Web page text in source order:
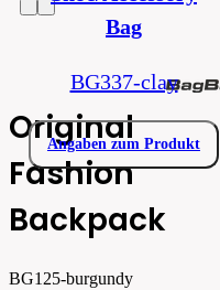
Original
Fashion
Backpack
BG125-burgundy
Bag
BG337-clay
Angaben zum Produkt